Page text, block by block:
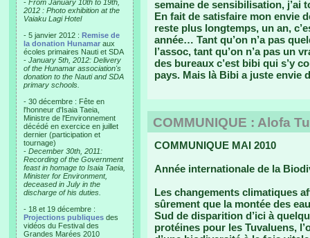
- From January 10th to 19th,
2012 : Photo exhibition at the
Vaiaku Lagi Hotel
- 5 janvier 2012 : Remise de
la donation Hunamar aux
écoles primaires Nauti et SDA
- January 5th, 2012: Delivery
of the Hunamar association's
donation to the Nauti and SDA
primary schools.
- 30 décembre : Fête en
l'honneur d'Isaia Taeia,
Ministre de l'Environnement
décédé en exercice en juillet
dernier (participation et
tournage)
- December 30th, 2011:
Recording of the Government
feast in homage to Isaia Taeia,
Minister for Environment,
deceased in July in the
discharge of his duties.
- 18 et 19 décembre :
Projections publiques des
vidéos du Festival des
Grandes Marées 2010
semaine de sensibilisation, j’ai
En fait de satisfaire mon envie
reste plus longtemps, un an,
année… Tant qu’on n’a pas
l’assoc, tant qu’on n’a pas un
des bureaux c’est bibi qui s’y
pays. Mais là Bibi a juste envie
COMMUNIQUE : Alofa
COMMUNIQUE MAI 2010
Année internationale de la
Les changements climatiques
sûrement que la montée des
Sud de disparition d’ici à
protéines pour les Tuvaluens,